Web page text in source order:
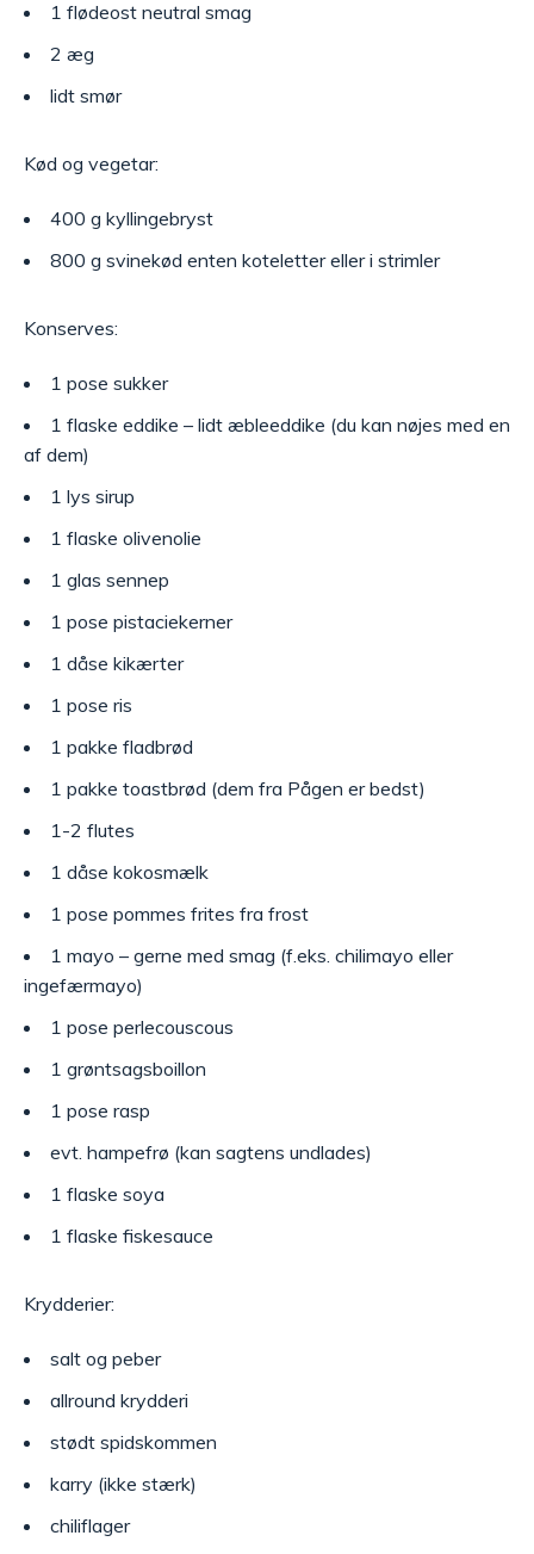
1 flødeost neutral smag
2 æg
lidt smør
Kød og vegetar:
400 g kyllingebryst
800 g svinekød enten koteletter eller i strimler
Konserves:
1 pose sukker
1 flaske eddike – lidt æbleeddike (du kan nøjes med en
af dem)
1 lys sirup
1 flaske olivenolie
1 glas sennep
1 pose pistaciekerner
1 dåse kikærter
1 pose ris
1 pakke fladbrød
1 pakke toastbrød (dem fra Pågen er bedst)
1-2 flutes
1 dåse kokosmælk
1 pose pommes frites fra frost
1 mayo – gerne med smag (f.eks. chilimayo eller
ingefærmayo)
1 pose perlecouscous
1 grøntsagsboillon
1 pose rasp
evt. hampefrø (kan sagtens undlades)
1 flaske soya
1 flaske fiskesauce
Krydderier:
salt og peber
allround krydderi
stødt spidskommen
karry (ikke stærk)
chiliflager